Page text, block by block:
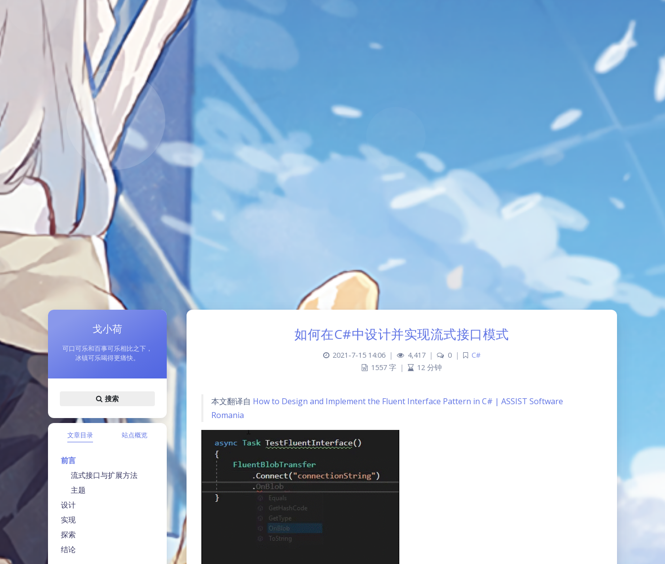
戈小荷
可口可乐和百事可乐相比之下，
冰镇可乐喝得更痛快。
搜索
文章目录 站点概览
前言
流式接口与扩展方法
主题
设计
实现
探索
结论
如何在C#中设计并实现流式接口模式
2021-7-15 14:06 | 4,417 | 0 |
C#
1557 字 | 12 分钟
本文翻译自 How to Design and Implement the Fluent Interface Pattern in C# | ASSIST Software
Romania